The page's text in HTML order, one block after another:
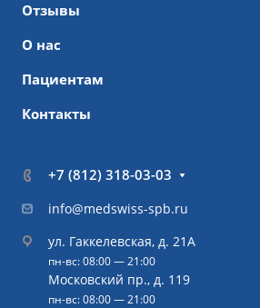
Отзывы
О нас
Пациентам
Контакты
+7 (812) 318-03-03
info@medswiss-spb.ru
ул. Гаккелевская, д. 21А
пн-вс: 08:00 — 21:00
Московский пр., д. 119
пн-вс: 08:00 — 21:00